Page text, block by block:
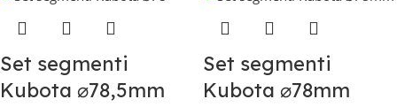
Set segmenti
Kubota ⌀78,5mm
Set segmenti
Kubota ⌀78mm